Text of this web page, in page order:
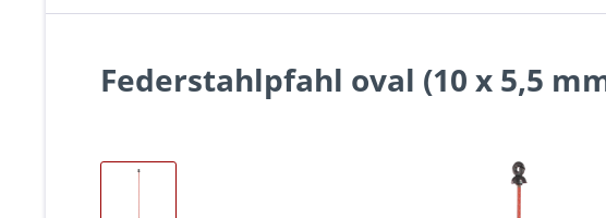
Federstahlpfahl oval (10 x 5,5